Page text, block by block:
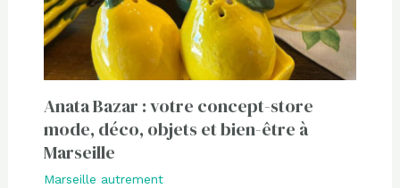
Anata Bazar : votre concept-store
mode, déco, objets et bien-être à
Marseille
Marseille autrement